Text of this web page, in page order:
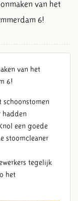
van het
6!
van het
6!
schoonstomen
hadden
een goede
stoomcleaner
tegelijk
het